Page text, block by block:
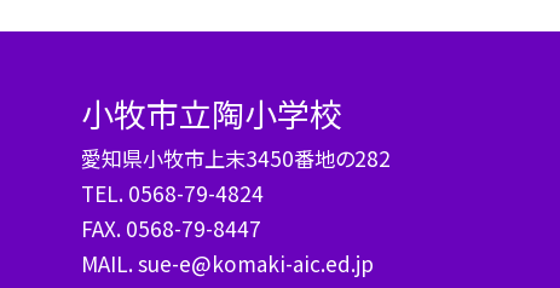
小牧市立陶小学校
愛知県小牧市上末3450番地の282
TEL. 0568-79-4824
FAX. 0568-79-8447
MAIL. sue-e@komaki-aic.ed.jp